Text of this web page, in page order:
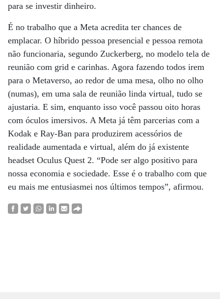
para se investir dinheiro.
É no trabalho que a Meta acredita ter chances de
emplacar. O híbrido pessoa presencial e pessoa remota
não funcionaria, segundo Zuckerberg, no modelo tela de
reunião com grid e carinhas. Agora fazendo todos irem
para o Metaverso, ao redor de uma mesa, olho no olho
(numas), em uma sala de reunião linda virtual, tudo se
ajustaria. E sim, enquanto isso você passou oito horas
com óculos imersivos. A Meta já têm parcerias com a
Kodak e Ray-Ban para produzirem acessórios de
realidade aumentada e virtual, além do já existente
headset Oculus Quest 2. “Pode ser algo positivo para
nossa economia e sociedade. Esse é o trabalho com que
eu mais me entusiasmei nos últimos tempos”, afirmou.